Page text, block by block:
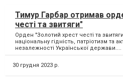
Тимур Гарбар отримав
честі та звитяги"
Орден "Золотий хрест честі та
національну гідність, патріотизм та
незалежності Української держави....
30 грудня 2023 р.